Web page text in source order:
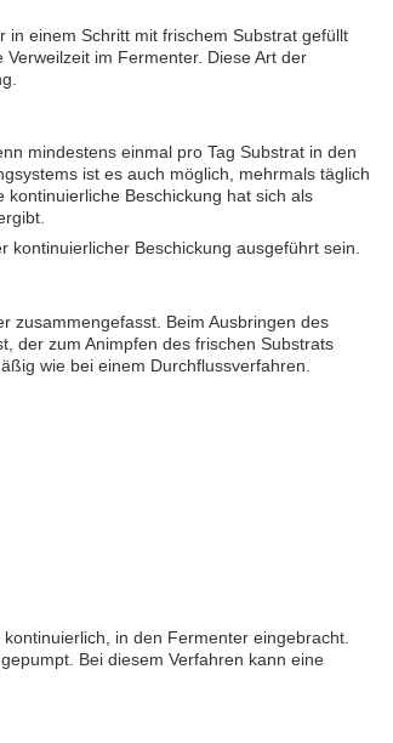
einem Schritt mit frischem Substrat gefüllt
im Fermenter. Diese Art der
mindestens einmal pro Tag Substrat in den
ist es auch möglich, mehrmals täglich
Beschickung hat sich als
kontinuierlicher Beschickung ausgeführt sein.
zusammengefasst. Beim Ausbringen des
der zum Animpfen des frischen Substrats
wie bei einem Durchflussverfahren.
in den Fermenter eingebracht.
Bei diesem Verfahren kann eine